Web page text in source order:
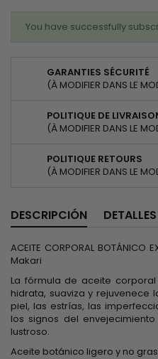
You have successfully
GARANTIES SÉCURITÉ
(À MODIFIER DANS LE
POLITIQUE DE
(À MODIFIER DANS LE
POLITIQUE RETOURS
(À MODIFIER DANS LE
DESCRIPCIÓN
ACEITE CORPORAL BOTÁNICO
Makari
La fórmula de aceite
hidrata, suaviza y rejuvenece
piel, las estrías, las
los signos del
lustroso.
Aceite botánico ligero y no